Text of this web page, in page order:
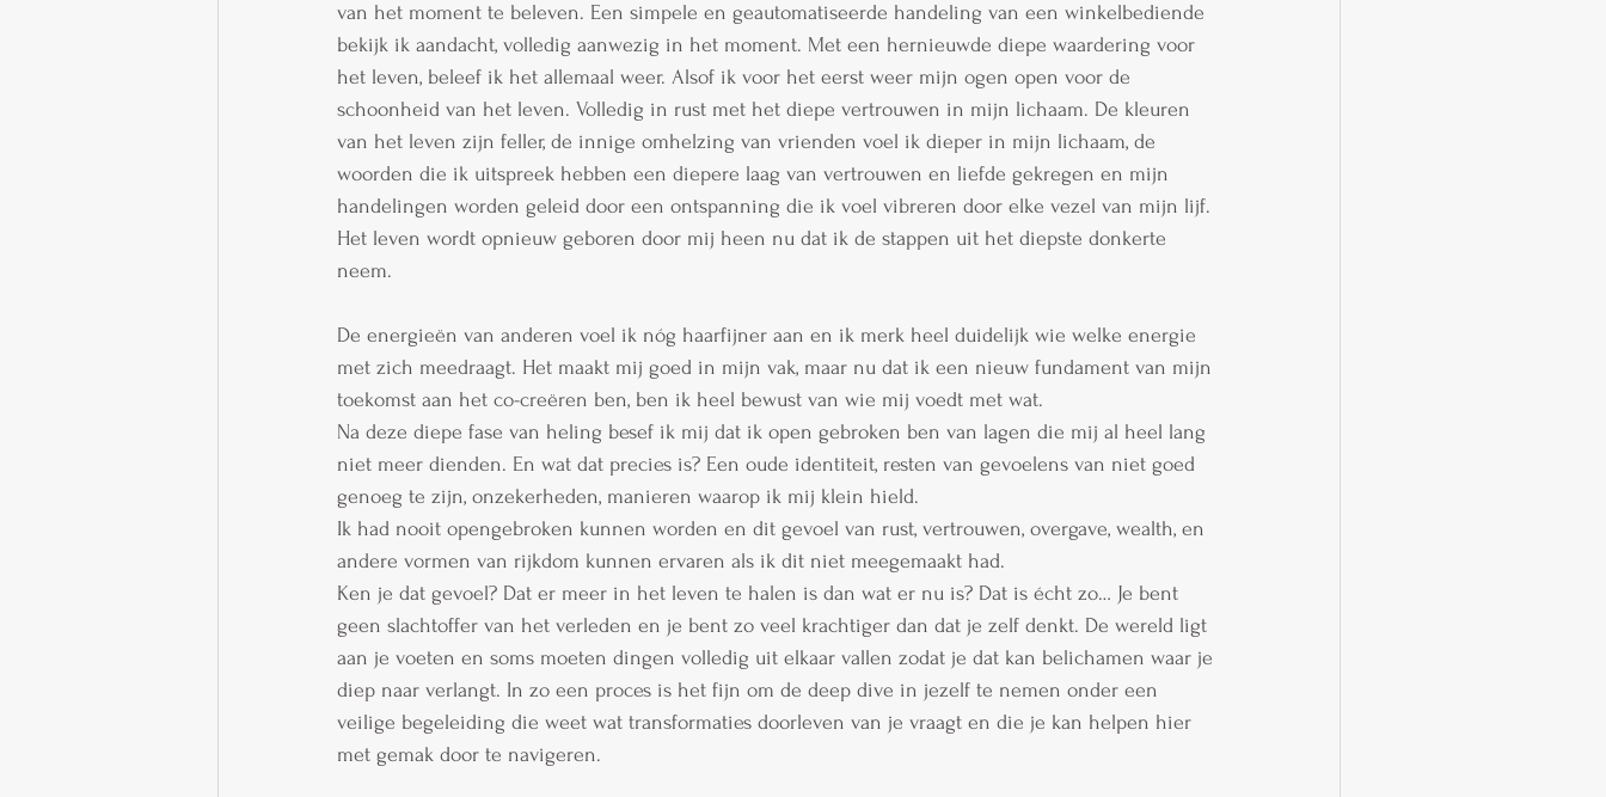
van het moment te beleven. Een simpele en geautomatiseerde handeling van een winkelbediende
bekijk ik aandacht, volledig aanwezig in het moment. Met een hernieuwde diepe waardering voor
het leven, beleef ik het allemaal weer. Alsof ik voor het eerst weer mijn ogen open voor de
schoonheid van het leven. Volledig in rust met het diepe vertrouwen in mijn lichaam. De kleuren
van het leven zijn feller, de innige omhelzing van vrienden voel ik dieper in mijn lichaam, de
woorden die ik uitspreek hebben een diepere laag van vertrouwen en liefde gekregen en mijn
handelingen worden geleid door een ontspanning die ik voel vibreren door elke vezel van mijn lijf.
Het leven wordt opnieuw geboren door mij heen nu dat ik de stappen uit het diepste donkerte
neem.
De energieën van anderen voel ik nóg haarfijner aan en ik merk heel duidelijk wie welke energie
met zich meedraagt. Het maakt mij goed in mijn vak, maar nu dat ik een nieuw fundament van mijn
toekomst aan het co-creëren ben, ben ik heel bewust van wie mij voedt met wat.
Na deze diepe fase van heling besef ik mij dat ik open gebroken ben van lagen die mij al heel lang
niet meer dienden. En wat dat precies is? Een oude identiteit, resten van gevoelens van niet goed
genoeg te zijn, onzekerheden, manieren waarop ik mij klein hield.
Ik had nooit opengebroken kunnen worden en dit gevoel van rust, vertrouwen, overgave, wealth, en
andere vormen van rijkdom kunnen ervaren als ik dit niet meegemaakt had.
Ken je dat gevoel? Dat er meer in het leven te halen is dan wat er nu is? Dat is écht zo… Je bent
geen slachtoffer van het verleden en je bent zo veel krachtiger dan dat je zelf denkt. De wereld ligt
aan je voeten en soms moeten dingen volledig uit elkaar vallen zodat je dat kan belichamen waar je
diep naar verlangt. In zo een proces is het fijn om de deep dive in jezelf te nemen onder een
veilige begeleiding die weet wat transformaties doorleven van je vraagt en die je kan helpen hier
met gemak door te navigeren.